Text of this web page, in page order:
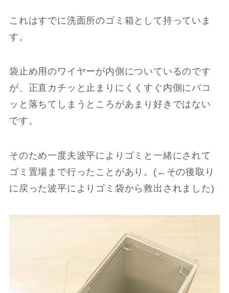
これはすでに洗面所のゴミ箱として持っていま
す。
袋止め用のワイヤーが内側についているのです
が、正直カチッと止まりにくくすぐ内側にバコ
ッと落ちてしまうところがあまり好きではない
です。
そのため一度夫波平によりゴミと一緒にされて
ゴミ置場まで行ったことがあり。(←その後取り
に戻った波平によりゴミ袋から救出されました)